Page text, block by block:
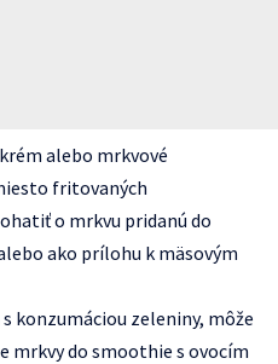
alebo mrkvové
fritovaných
o mrkvu pridanú do
ako prílohu k mäsovým
konzumáciou zeleniny, môže
mrkvy do smoothie s ovocím